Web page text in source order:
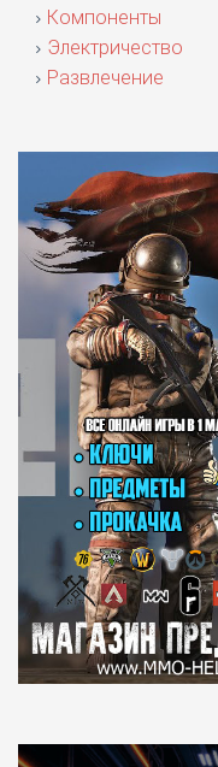
Компоненты
Электричество
Развлечение